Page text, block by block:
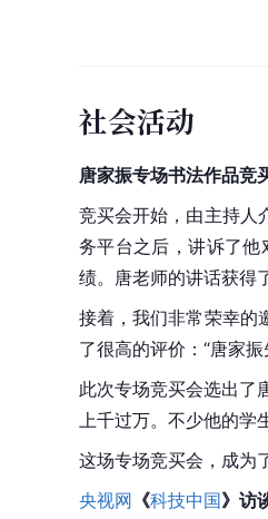
社会活动
唐家振专场书法作品竞
竞买会开始，由主持人
务平台之后，讲诉了
绩。唐老师的讲话获得
接着，我们非常荣幸
了很高的评价：“唐家
此次专场竞买会选出了
上千过万。不少他的
这场专场竞买会，成为
央视网 《科技中国》访